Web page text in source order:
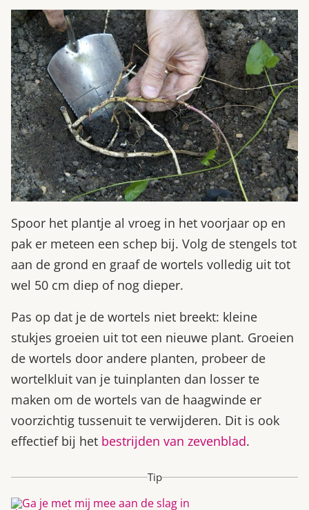
Spoor het plantje al vroeg in het voorjaar op en
pak er meteen een schep bij. Volg de stengels tot
aan de grond en graaf de wortels volledig uit tot
wel 50 cm diep of nog dieper.
Pas op dat je de wortels niet breekt: kleine
stukjes groeien uit tot een nieuwe plant. Groeien
de wortels door andere planten, probeer de
wortelkluit van je tuinplanten dan losser te
maken om de wortels van de haagwinde er
voorzichtig tussenuit te verwijderen. Dit is ook
effectief bij het bestrijden van zevenblad.
Tip